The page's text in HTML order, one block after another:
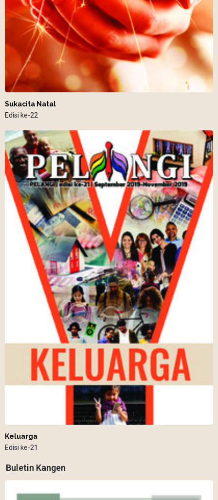
Sukacita Natal
Edisi ke-22
Keluarga
Edisi ke-21
Buletin Kangen